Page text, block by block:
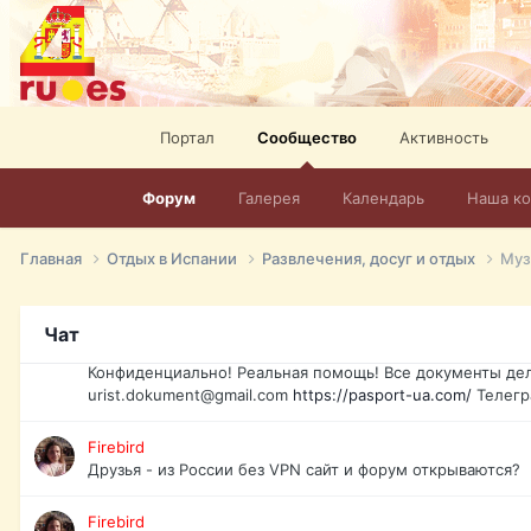
Портал Сообщество
Форум Галерея Календарь Наша
Активность
Главная Отдых в Испании Развлечения, досуг и отдых
Чат
elevision-in-spain.html Тел: +972-526-384-339
David16
Книги
David16
Подскажите пожалуйста, как удалить свой аккаунт из
Если Вы попали в трудную ситуацию и возникла
Конфиденциально! Реальная помощь! Все документы
urist.dokument@gmail.com https://pasport-ua.com/
Firebird
Друзья - из России без VPN сайт и форум открываются?
Firebird